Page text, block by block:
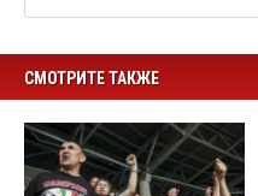
СМОТРИТЕ ТАКЖЕ